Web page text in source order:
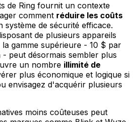
de Ring fournit un contexte
comment réduire les coûts
système de sécurité efficace.
de plusieurs appareils
gamme supérieure - 10 $ par
peut désormais sembler plus
un nombre illimité de
plus économique et logique si
envisagez d'acquérir plusieurs
moins coûteuses peut